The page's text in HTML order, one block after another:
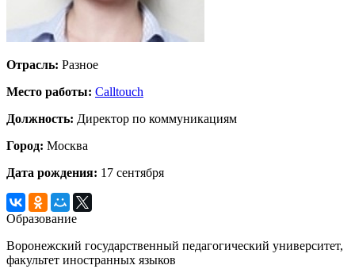
Отрасль: Разное
Место работы: Calltouch
Должность: Директор по коммуникациям
Город: Москва
Дата рождения: 17 сентября
Образование
Воронежский государственный педагогический университет,
факультет иностранных языков